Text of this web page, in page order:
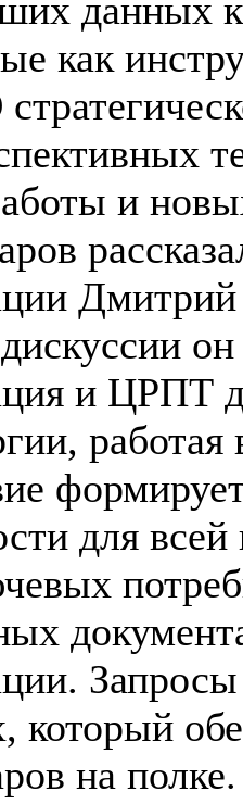
данных
как
и
и ЦРПТ
для
который
на